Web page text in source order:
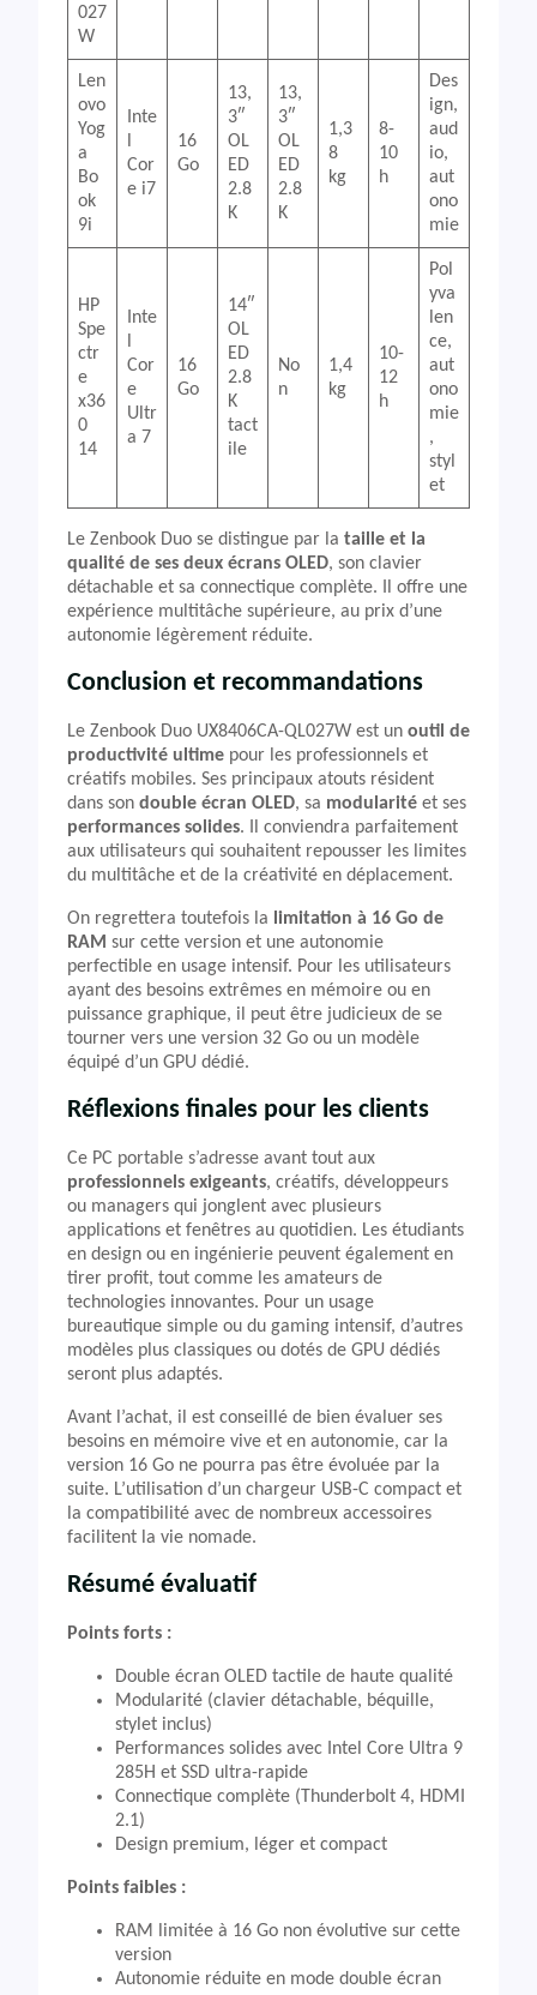
027
W
Len
ovo
Yog
a
Bo
ok
9i
Inte
Cor
e i7
16
Go
13,
3″
OL
ED
2.8
K
13,
3″
OL
ED
2.8
K
1,3
8
kg
8-
10
h
Des
ign,
aud
io,
aut
ono
mie
HP
Spe
ctr
e
x36
0
14
Inte
Cor
e
Ultr
a 7
16
Go
14″
OL
ED
2.8
K
tact
ile
No
n
1,4
kg
10-
12
h
Pol
yva
len
ce,
aut
ono
mie
,
styl
et
Le Zenbook Duo se distingue par la taille et la
qualité de ses deux écrans OLED, son clavier
détachable et sa connectique complète. Il offre une
expérience multitâche supérieure, au prix d’une
autonomie légèrement réduite.
Conclusion et recommandations
Le Zenbook Duo UX8406CA-QL027W est un outil de
productivité ultime pour les professionnels et
créatifs mobiles. Ses principaux atouts résident
dans son double écran OLED, sa modularité et ses
performances solides. Il conviendra parfaitement
aux utilisateurs qui souhaitent repousser les limites
du multitâche et de la créativité en déplacement.
On regrettera toutefois la limitation à 16 Go de
RAM sur cette version et une autonomie
perfectible en usage intensif. Pour les utilisateurs
ayant des besoins extrêmes en mémoire ou en
puissance graphique, il peut être judicieux de se
tourner vers une version 32 Go ou un modèle
équipé d’un GPU dédié.
Réflexions finales pour les clients
Ce PC portable s’adresse avant tout aux
professionnels exigeants, créatifs, développeurs
ou managers qui jonglent avec plusieurs
applications et fenêtres au quotidien. Les étudiants
en design ou en ingénierie peuvent également en
tirer profit, tout comme les amateurs de
technologies innovantes. Pour un usage
bureautique simple ou du gaming intensif, d’autres
modèles plus classiques ou dotés de GPU dédiés
seront plus adaptés.
Avant l’achat, il est conseillé de bien évaluer ses
besoins en mémoire vive et en autonomie, car la
version 16 Go ne pourra pas être évoluée par la
suite. L’utilisation d’un chargeur USB-C compact et
la compatibilité avec de nombreux accessoires
facilitent la vie nomade.
Résumé évaluatif
Points forts :
Double écran OLED tactile de haute qualité
Modularité (clavier détachable, béquille,
stylet inclus)
Performances solides avec Intel Core Ultra 9
285H et SSD ultra-rapide
Connectique complète (Thunderbolt 4, HDMI
2.1)
Design premium, léger et compact
Points faibles :
RAM limitée à 16 Go non évolutive sur cette
version
Autonomie réduite en mode double écran